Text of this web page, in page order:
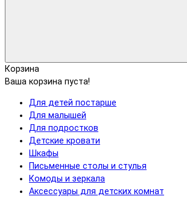
Корзина
Ваша корзина пуста!
Для детей постарше
Для малышей
Для подростков
Детские кровати
Шкафы
Письменные столы и стулья
Комоды и зеркала
Аксессуары для детских комнат